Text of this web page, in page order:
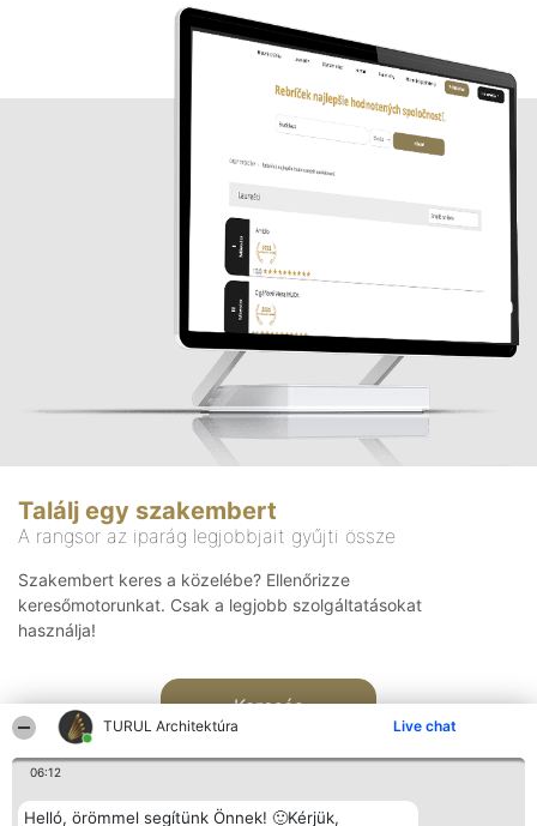
TURUL Architektúra Live chat
06:12
Helló, örömmel segítünk Önnek! 🙂Kérjük,
Találj egy szakembert
A rangsor az iparág legjobbjait gyűjti össze
Szakembert keres a közelébe? Ellenőrizze
keresőmotorunkat. Csak a legjobb szolgáltatásokat
használja!
Keresés